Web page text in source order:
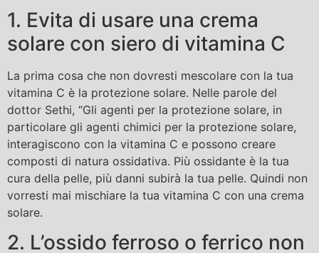
1. Evita di usare una crema
solare con siero di vitamina C
La prima cosa che non dovresti mescolare con la tua
vitamina C è la protezione solare. Nelle parole del
dottor Sethi, “Gli agenti per la protezione solare, in
particolare gli agenti chimici per la protezione solare,
interagiscono con la vitamina C e possono creare
composti di natura ossidativa. Più ossidante è la tua
cura della pelle, più danni subirà la tua pelle. Quindi non
vorresti mai mischiare la tua vitamina C con una crema
solare.
2. L’ossido ferroso o ferrico non